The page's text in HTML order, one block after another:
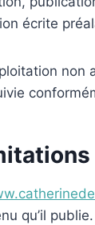
écrite
non
qu’il publie.